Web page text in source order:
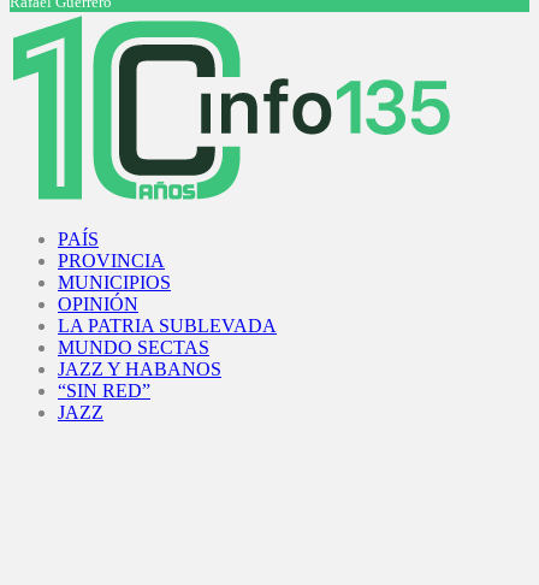
PAÍS
PROVINCIA
MUNICIPIOS
OPINIÓN
LA PATRIA SUBLEVADA
MUNDO SECTAS
JAZZ Y HABANOS
“SIN RED”
JAZZ